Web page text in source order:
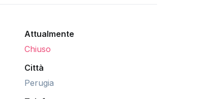
Attualmente
Chiuso
Città
Perugia